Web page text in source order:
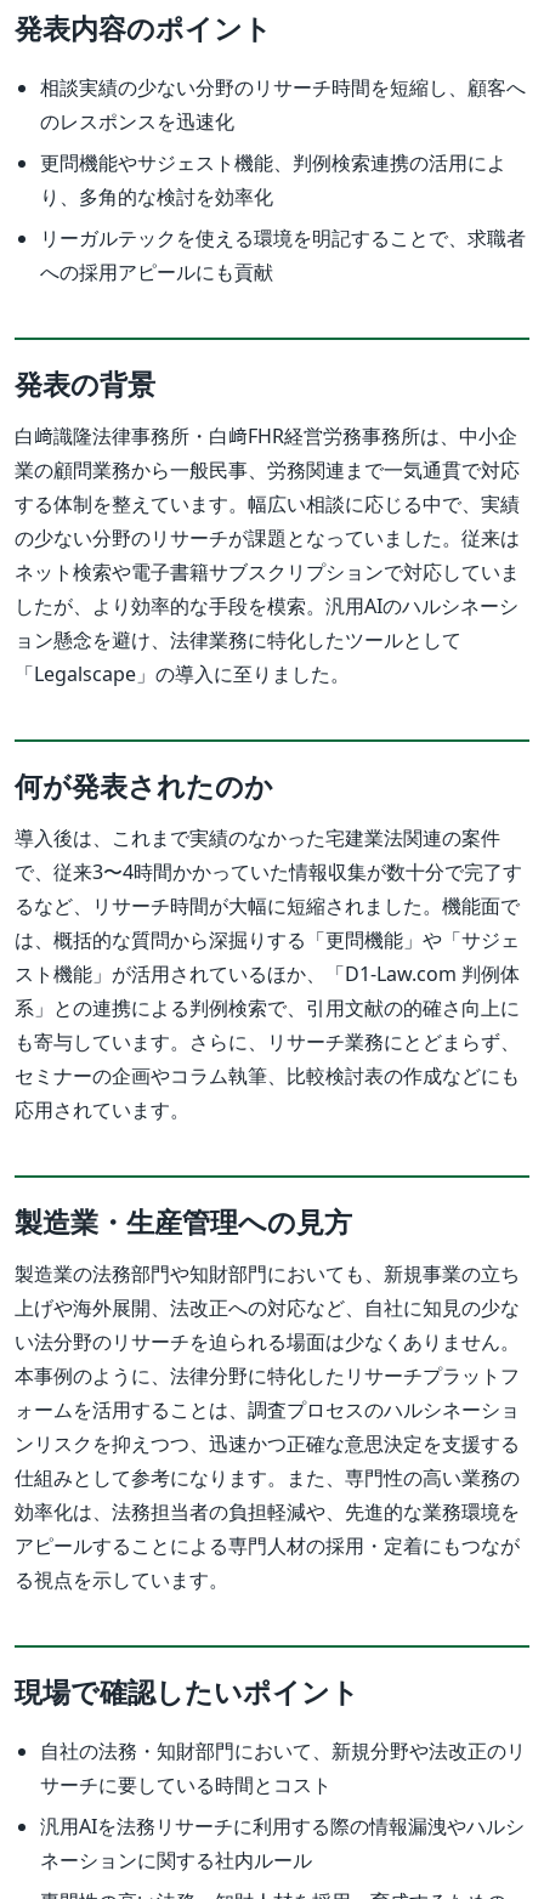
発表内容のポイント
相談実績の少ない分野のリサーチ時間を短縮し、顧客へ
のレスポンスを迅速化
更問機能やサジェスト機能、判例検索連携の活用によ
り、多角的な検討を効率化
リーガルテックを使える環境を明記することで、求職者
への採用アピールにも貢献
発表の背景
白﨑識隆法律事務所・白﨑FHR経営労務事務所は、中小企
業の顧問業務から一般民事、労務関連まで一気通貫で対応
する体制を整えています。幅広い相談に応じる中で、実績
の少ない分野のリサーチが課題となっていました。従来は
ネット検索や電子書籍サブスクリプションで対応していま
したが、より効率的な手段を模索。汎用AIのハルシネーシ
ョン懸念を避け、法律業務に特化したツールとして
「Legalscape」の導入に至りました。
何が発表されたのか
導入後は、これまで実績のなかった宅建業法関連の案件
で、従来3〜4時間かかっていた情報収集が数十分で完了す
るなど、リサーチ時間が大幅に短縮されました。機能面で
は、概括的な質問から深掘りする「更問機能」や「サジェ
スト機能」が活用されているほか、「D1-Law.com 判例体
系」との連携による判例検索で、引用文献の的確さ向上に
も寄与しています。さらに、リサーチ業務にとどまらず、
セミナーの企画やコラム執筆、比較検討表の作成などにも
応用されています。
製造業・生産管理への見方
製造業の法務部門や知財部門においても、新規事業の立ち
上げや海外展開、法改正への対応など、自社に知見の少な
い法分野のリサーチを迫られる場面は少なくありません。
本事例のように、法律分野に特化したリサーチプラットフ
ォームを活用することは、調査プロセスのハルシネーショ
ンリスクを抑えつつ、迅速かつ正確な意思決定を支援する
仕組みとして参考になります。また、専門性の高い業務の
効率化は、法務担当者の負担軽減や、先進的な業務環境を
アピールすることによる専門人材の採用・定着にもつなが
る視点を示しています。
現場で確認したいポイント
自社の法務・知財部門において、新規分野や法改正のリ
サーチに要している時間とコスト
汎用AIを法務リサーチに利用する際の情報漏洩やハルシ
ネーションに関する社内ルール